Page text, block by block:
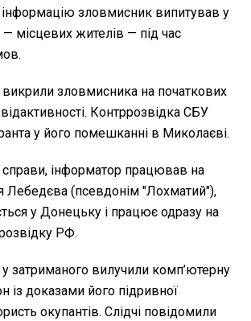
зловмисник випитував у
місцевих жителів — під час
зловмисника на початкових
Контррозвідка СБУ
у його помешканні в Миколаєві.
справи, інформатор працював на
Лебедєва (псевдонім "Лохматий"),
у Донецьку і працює одразу на
РФ.
затриманого вилучили комп’ютерну
із доказами його підривної
окупантів. Слідчі повідомили